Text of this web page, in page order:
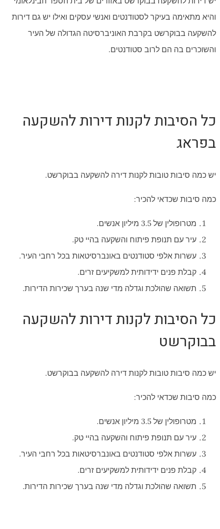
והיא מתאימה בעיקר לסטודנטים ואנשי עסקים ואילו יש גם דירות
להשקעה בבוקרשט בקרבת האוניברסיטה הגדולה של העיר
והשוכרים בה הם לרוב סטודנטים.
כל הסיבות לקנות דירות להשקעה
בפראג
יש כמה סיבות טובות לקנות דירה להשקעה בבוקרשט.
כמה סיבות שכדאי להכיר:
מטרופולין של 3.5 מיליון אנשים.
עיר עם תנופת פיתוח והשקעה בהיי טק.
עשרות אלפי סטודנטים באונברסיטאות בכל רחבי העיר.
קבלת פנים ידידותית למשקיעים זרים.
תשואה שהולכת וגדלה מדי שנה בערך שכירות הדירות.
כל הסיבות לקנות דירות להשקעה
בבוקרשט
יש כמה סיבות טובות לקנות דירה להשקעה בבוקרשט.
כמה סיבות שכדאי להכיר:
מטרופולין של 3.5 מיליון אנשים.
עיר עם תנופת פיתוח והשקעה בהיי טק.
עשרות אלפי סטודנטים באונברסיטאות בכל רחבי העיר.
קבלת פנים ידידותית למשקיעים זרים.
תשואה שהולכת וגדלה מדי שנה בערך שכירות הדירות.